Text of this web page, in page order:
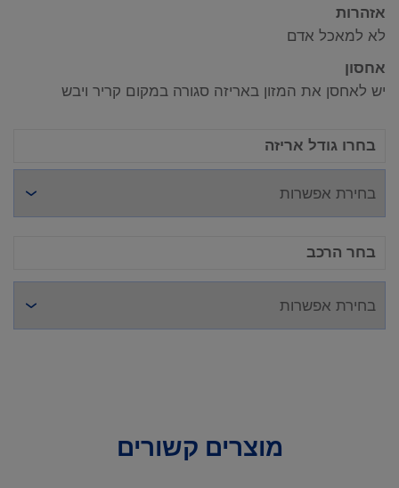
אזהרות
לא למאכל אדם
אחסון
יש לאחסן את המזון באריזה סגורה במקום קריר ויבש
בחרו גודל אריזה
בחר הרכב
מוצרים קשורים